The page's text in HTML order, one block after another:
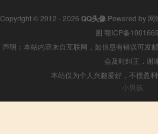
Copyright © 2012 - 2026 QQ头像 Powered by 网
图 鄂ICP备
声明：本站内容来自互联网，如信息有错误可发
会及时纠正，谢
本站仅为个人兴趣爱好，不接盈
小男孩